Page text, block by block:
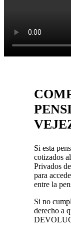
Si esta
cotizados
Privados
para
entre la
Si no
derecho a